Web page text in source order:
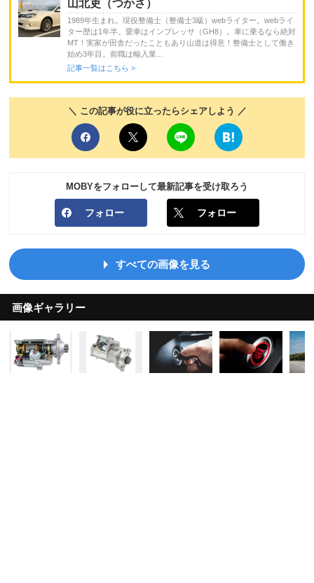
山北吏（つかさ）
1989年生まれ。現役整備士（整備士3級）webライター。webライ
ター歴は1年半。愛車はインプレッサ（GH8）。車に乗るなら絶対
MT！実家が田舎だったこともあり山道は得意！整備士として働き
始め3年目。前職は輸入業...
記事一覧はこちら >
＼ この記事が役に立ったらシェアしよう ／
MOBYをフォローして最新記事を受け取ろう
フォロー フォロー
すべての画像を見る
画像ギャラリー